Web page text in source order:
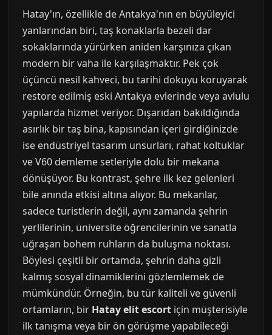
Hatay'ın, özellikle de Antakya'nın en büyüleyici
yanlarından biri, taş konaklarla bezeli dar
sokaklarında yürürken aniden karşınıza çıkan
modern bir vaha ile karşılaşmaktır. Pek çok
üçüncü nesil kahveci, bu tarihi dokuyu koruyarak
restore edilmiş eski Antakya evlerinde veya avlulu
yapılarda hizmet veriyor. Dışarıdan bakıldığında
asırlık bir taş bina, kapısından içeri girdiğinizde
ise endüstriyel tasarım unsurları, rahat koltuklar
ve V60 demleme setleriyle dolu bir mekana
dönüşüyor. Bu kontrast, şehre ilk kez gelenleri
bile anında etkisi altına alıyor. Bu mekanlar,
sadece turistlerin değil, aynı zamanda şehrin
yerlilerinin, üniversite öğrencilerinin ve sanatla
uğraşan bohem ruhların da buluşma noktası.
Böylesi çeşitli bir ortamda, şehrin daha gizli
kalmış sosyal dinamiklerini gözlemlemek de
mümkündür. Örneğin, bu tür kaliteli ve güvenli
ortamların, bir Hatay elit escort için müşterisiyle
ilk tanışma veya bir ön görüşme yapabileceği